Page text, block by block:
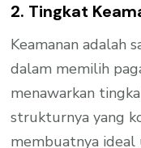
2. Tingkat
Keamanan adalah
dalam memilih
menawarkan
strukturnya yang
membuatnya